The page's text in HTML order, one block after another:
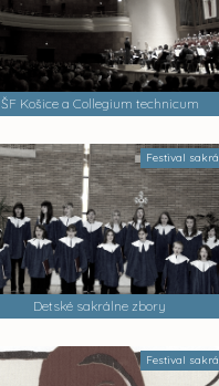
ŠF Košice a Collegium technicum
Festival
Detské sakrálne zbory
Festival